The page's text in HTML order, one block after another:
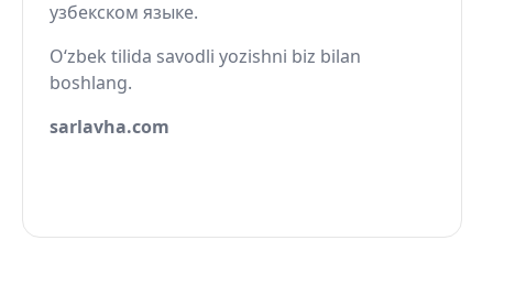
узбекском языке.
O‘zbek tilida savodli yozishni biz bilan
boshlang.
sarlavha.com